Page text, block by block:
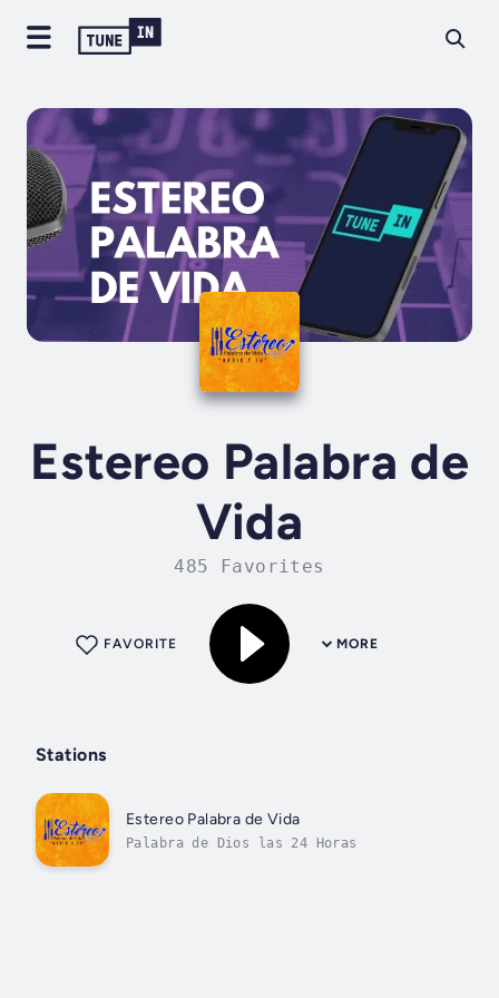
Estereo Palabra de
Vida
485 Favorites
MORE
FAVORITE
Stations
Estereo Palabra de Vida
Palabra de Dios las 24 Horas